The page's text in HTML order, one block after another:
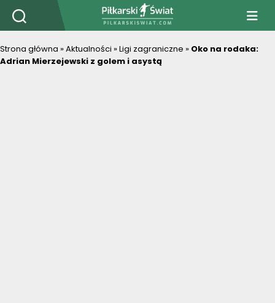
PiłkarskiSwiat.com
Strona główna »Aktualności »Ligi zagraniczne » Oko na rodaka:
Adrian Mierzejewski z golem i asystą